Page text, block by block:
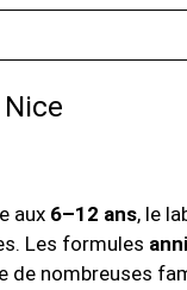
aux 6–12 ans, le
Les formules
de nombreuses